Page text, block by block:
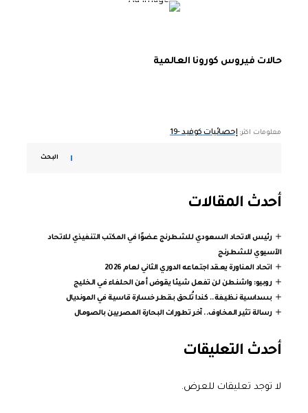
حالات فيروس كورونا العالمية
معلومات اكثر: إحصائيات كوفيد -19
البحث
أحدث المقالات
رئيس الاتحاد السعودي للشطرنج عضوًا في المكتب التنفيذي للاتحاد
الآسيوي للشطرنج
اتحاد المناورة يعقد اجتماعه الدوري الثاني لعام 2026
روبيو: واشنطن لن تفعل شيئا يقوض أمن الحلفاء في الخليج
بسداسية نظيفة.. كندا تُلحق بقطر خسارة قاسية في المونديال
رسالة تثير المخاوف.. آخر تطورات البحارة المصريين بالصومال
أحدث التعليقات
لا توجد تعليقات للعرض.